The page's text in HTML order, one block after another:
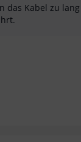
das Kabel zu
nicht hilfreich